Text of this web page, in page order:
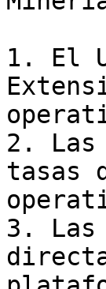
1. El
2. Las
tasas
3. Las